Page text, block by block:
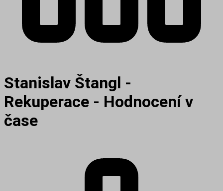
Stanislav Štangl -
Rekuperace - Hodnocení v
čase